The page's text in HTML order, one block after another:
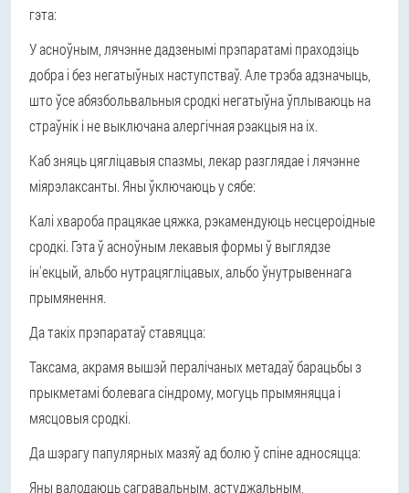
гэта:
У асноўным, лячэнне дадзенымі прэпаратамі праходзіць
добра і без негатыўных наступстваў. Але трэба адзначыць,
што ўсе абязбольвальныя сродкі негатыўна ўплываюць на
страўнік і не выключана алергічная рэакцыя на іх.
Каб зняць цягліцавыя спазмы, лекар разглядае і лячэнне
міярэлаксанты. Яны ўключаюць у сябе:
Калі хвароба працякае цяжка, рэкамендуюць несцероідные
сродкі. Гэта ў асноўным лекавыя формы ў выглядзе
ін'екцый, альбо нутрацягліцавых, альбо ўнутрывеннага
прымянення.
Да такіх прэпаратаў ставяцца:
Таксама, акрамя вышэй пералічаных метадаў барацьбы з
прыкметамі болевага сіндрому, могуць прымяняцца і
мясцовыя сродкі.
Да шэрагу папулярных мазяў ад болю ў спіне адносяцца:
Яны валодаюць сагравальным, астуджальным,